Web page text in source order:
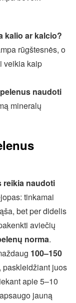
kalio ar kalcio?
rūgštesnės, o
veikia kaip
naudoti
mineralų
reikia naudoti
tinkamai
bet per didelis
aviečių
norma.
100–150
, paskleidžiant juos
apie 5–10
jauną